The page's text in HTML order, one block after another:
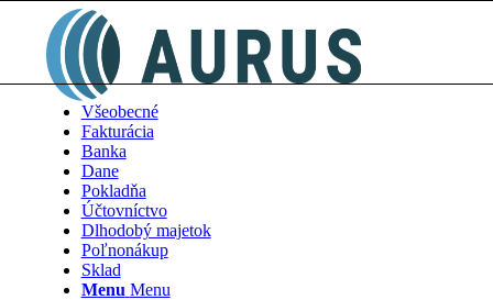
Všeobecné
Fakturácia
Banka
Dane
Pokladňa
Účtovníctvo
Dlhodobý majetok
Poľnonákup
Sklad
Menu Menu